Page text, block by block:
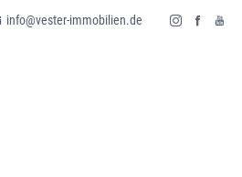
info@vester-immobilien.de